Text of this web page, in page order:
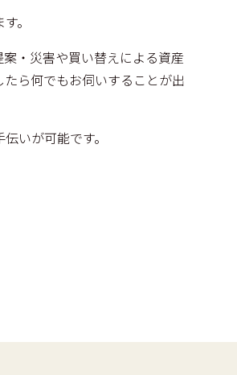
。
・災害や買い替えによる資産
ら何でもお伺いすることが出
いが可能です。